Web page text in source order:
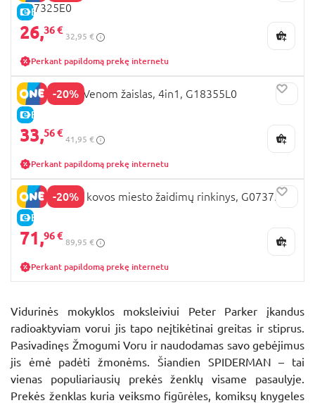
E-KAINA
G07325E0
26,36 €
32,95 €
Perkant papildomą prekę internetu
-20%
E-KAINA
SPIDERMAN Venom žaislas, 4in1, G18355L0
33,56 €
41,95 €
Perkant papildomą prekę internetu
-20%
E-KAINA
SPIDER-MAN kovos miesto žaidimų rinkinys, G07375L0
71,96 €
89,95 €
Perkant papildomą prekę internetu
Vidurinės mokyklos moksleiviui Peter Parker įkandus
radioaktyviam vorui jis tapo neįtikėtinai greitas ir stiprus.
Pasivadinęs Žmogumi Voru ir naudodamas savo gebėjimus
jis ėmė padėti žmonėms. Šiandien SPIDERMAN – tai
vienas populiariausių prekės ženklų visame pasaulyje.
Prekės ženklas kuria veiksmo figūrėles, komiksų knygeles